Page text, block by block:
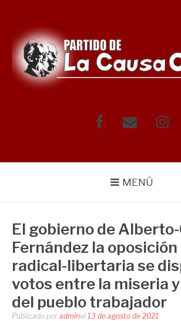
contenido
FacebookCorreo
MENÚ
El gobierno de
Fernández la
radical-libertaria se
votos entre la miseria
del pueblo trabajador
Publicado por adminel 13 de agosto de 2021